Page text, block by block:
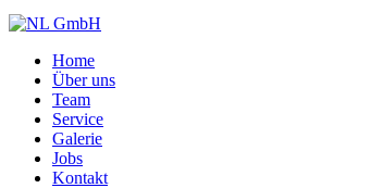
Home
Über uns
Team
Service
Galerie
Jobs
Kontakt